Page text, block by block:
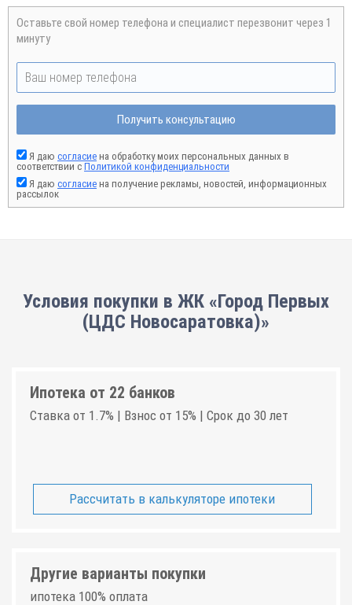
Оставьте свой номер телефона и специалист перезвонит через 1
минуту
Получить консультацию
Я даю согласие на обработку моих персональных данных в
соответствии с Политикой конфиденциальности
Я даю согласие на получение рекламы, новостей, информационных
рассылок
Условия покупки в ЖК «Город Первых
(ЦДС Новосаратовка)»
Ипотека от 22 банков
Ставка от 1.7% | Взнос от 15% | Срок до 30 лет
Рассчитать в калькуляторе ипотеки
Другие варианты покупки
ипотека 100% оплата